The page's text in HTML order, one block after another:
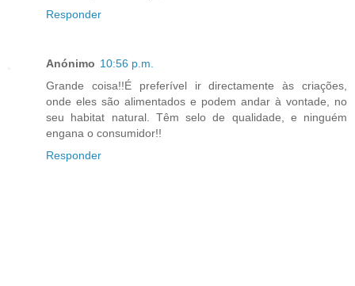
Responder
Anónimo 10:56 p.m.
Grande coisa!!É preferível ir directamente às criações,
onde eles são alimentados e podem andar à vontade, no
seu habitat natural. Têm selo de qualidade, e ninguém
engana o consumidor!!
Responder